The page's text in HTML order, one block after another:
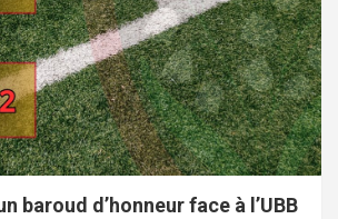
baroud d’honneur face à l’UBB